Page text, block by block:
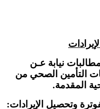
نيابة عـن
التأمين الصحي من
المقدمة.
وتحصيل الإيرادات: